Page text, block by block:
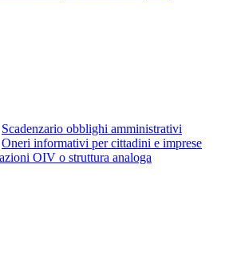
Scadenzario obblighi amministrativi
Oneri informativi per cittadini e imprese
OIV o struttura analoga